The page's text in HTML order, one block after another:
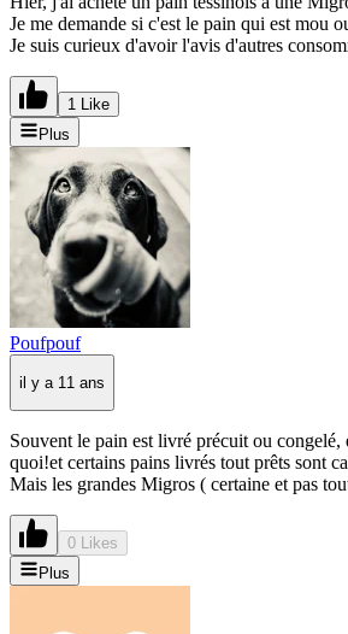
Je me demande si c'est le pain qui est mou
Je suis curieux d'avoir l'avis d'autres
1 Like
Plus
Poufpouf
il y a 11 ans
Souvent le pain est livré précuit ou congelé,
quoi!et certains pains livrés tout prêts sont
Mais les grandes Migros ( certaine et pas
0 Likes
Plus